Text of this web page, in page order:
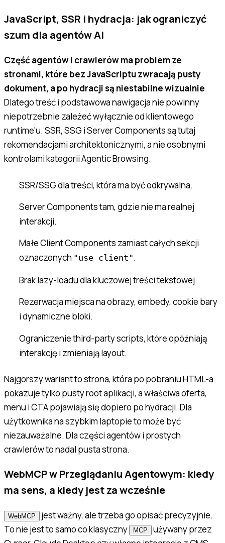
JavaScript, SSR i hydracja: jak ograniczyć
szum dla agentów AI
Część agentów i crawlerów ma problem ze
stronami, które bez JavaScriptu zwracają pusty
dokument, a po hydracji są niestabilne wizualnie.
Dlatego treść i podstawowa nawigacja nie powinny
niepotrzebnie zależeć wyłącznie od klientowego
runtime'u. SSR, SSG i Server Components są tutaj
rekomendacjami architektonicznymi, a nie osobnymi
kontrolami kategorii Agentic Browsing.
SSR/SSG dla treści, która ma być odkrywalna.
Server Components tam, gdzie nie ma realnej
interakcji.
Małe Client Components zamiast całych sekcji
oznaczonych "use client".
Brak lazy-loadu dla kluczowej treści tekstowej.
Rezerwacja miejsca na obrazy, embedy, cookie bary
i dynamiczne bloki.
Ograniczenie third-party scripts, które opóźniają
interakcję i zmieniają layout.
Najgorszy wariant to strona, która po pobraniu HTML-a
pokazuje tylko pusty root aplikacji, a właściwa oferta,
menu i CTA pojawiają się dopiero po hydracji. Dla
użytkownika na szybkim laptopie to może być
niezauważalne. Dla części agentów i prostych
crawlerów to nadal pusta strona.
WebMCP w Przeglądaniu Agentowym: kiedy
ma sens, a kiedy jest za wcześnie
WebMCP
jest ważny, ale trzeba go opisać precyzyjnie.
To nie jest to samo co klasyczny
MCP
używany przez